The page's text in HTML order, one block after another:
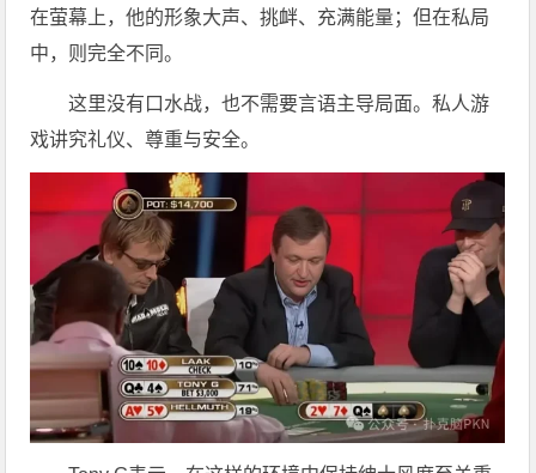
在萤幕上，他的形象大声、挑衅、充满能量；但在私局
中，则完全不同。
这里没有口水战，也不需要言语主导局面。私人游
戏讲究礼仪、尊重与安全。